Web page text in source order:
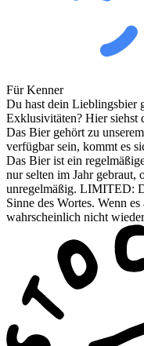
Für Kenner
Du hast dein Lieblingsbier
Exklusivitäten? Hier siehst
Das Bier gehört zu
verfügbar sein, kommt es
Das Bier ist ein
nur selten im Jahr gebraut,
unregelmäßig. LIMITED:
Sinne des Wortes. Wenn
wahrscheinlich nicht